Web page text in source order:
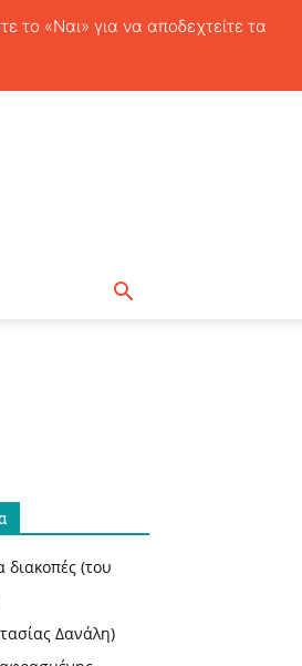
8 Αυγούστου, 2026
διακοπές (του
Δανάλη)
το «Ναι» για να αποδεχτείτε τα